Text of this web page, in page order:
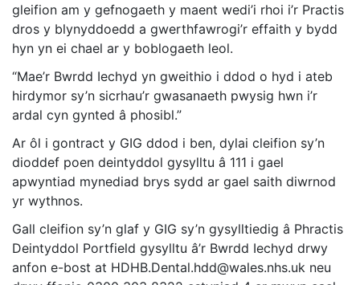
gleifion am y gefnogaeth y maent wedi’i rhoi i’r Practis
dros y blynyddoedd a gwerthfawrogi’r effaith y bydd
hyn yn ei chael ar y boblogaeth leol.
“Mae’r Bwrdd Iechyd yn gweithio i ddod o hyd i ateb
hirdymor sy’n sicrhau’r gwasanaeth pwysig hwn i’r
ardal cyn gynted â phosibl.”
Ar ôl i gontract y GIG ddod i ben, dylai cleifion sy’n
dioddef poen deintyddol gysylltu â 111 i gael
apwyntiad mynediad brys sydd ar gael saith diwrnod
yr wythnos.
Gall cleifion sy’n glaf y GIG sy’n gysylltiedig â Phractis
Deintyddol Portfield gysylltu â’r Bwrdd Iechyd drwy
anfon e-bost at HDHB.Dental.hdd@wales.nhs.uk neu